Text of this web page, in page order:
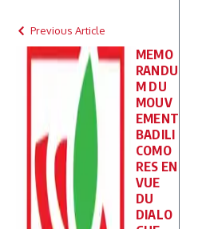
Previous Article
MEMO
RANDU
M DU
MOUV
EMENT
BADILI
COMO
RES EN
VUE
DU
DIALO